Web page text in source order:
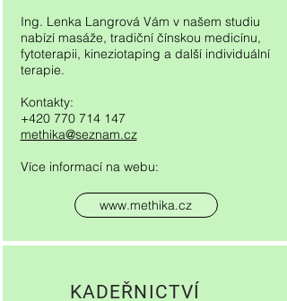
Ing. Lenka Langrová Vám v našem studiu
nabízí masáže, tradiční čínskou medicínu,
fytoterapii, kineziotaping a další individuální
terapie.​
Kontakty:
+420 770 714 147
methika@seznam.cz
Více informací na webu:
www.methika.cz
KADEŘNICTVÍ